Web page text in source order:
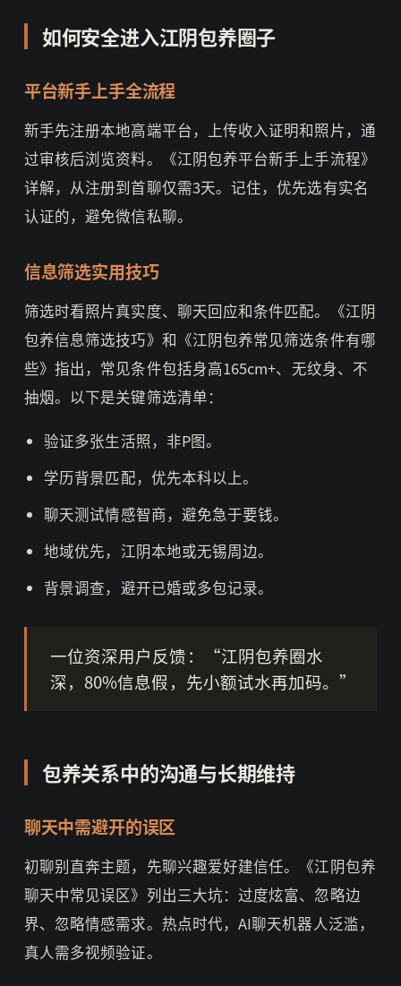
如何安全进入江阴包养圈子
平台新手上手全流程
新手先注册本地高端平台，上传收入证明和照片，通
过审核后浏览资料。《江阴包养平台新手上手流程》
详解，从注册到首聊仅需3天。记住，优先选有实名
认证的，避免微信私聊。
信息筛选实用技巧
筛选时看照片真实度、聊天回应和条件匹配。《江阴
包养信息筛选技巧》和《江阴包养常见筛选条件有哪
些》指出，常见条件包括身高165cm+、无纹身、不
抽烟。以下是关键筛选清单：
验证多张生活照，非P图。
学历背景匹配，优先本科以上。
聊天测试情感智商，避免急于要钱。
地域优先，江阴本地或无锡周边。
背景调查，避开已婚或多包记录。
一位资深用户反馈：“江阴包养圈水
深，80%信息假，先小额试水再加码。”
包养关系中的沟通与长期维持
聊天中需避开的误区
初聊别直奔主题，先聊兴趣爱好建信任。《江阴包养
聊天中常见误区》列出三大坑：过度炫富、忽略边
界、忽略情感需求。热点时代，AI聊天机器人泛滥，
真人需多视频验证。